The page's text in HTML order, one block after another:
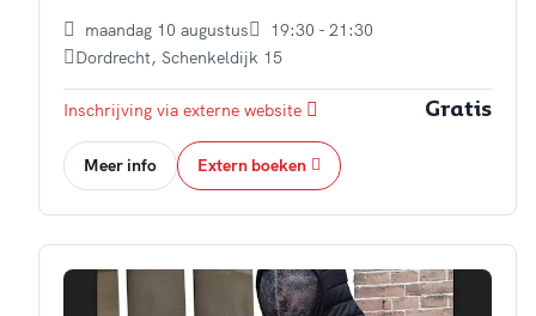
maandag 10 augustus
19:30 - 21:30
Dordrecht, Schenkeldijk 15
Inschrijving via externe website Gratis
Meer info Extern boeken